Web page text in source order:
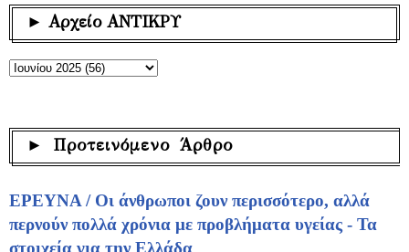
► Αρχείο ΑΝΤΙΚΡΥ
► Προτεινόμενο Άρθρο
ΕΡΕΥΝΑ / Οι άνθρωποι ζουν περισσότερο, αλλά
περνούν πολλά χρόνια με προβλήματα υγείας - Τα
στοιχεία για την Ελλάδα